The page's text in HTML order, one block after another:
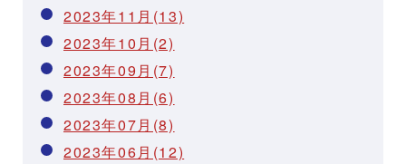
2023年11月(13)
2023年10月(2)
2023年09月(7)
2023年08月(6)
2023年07月(8)
2023年06月(12)